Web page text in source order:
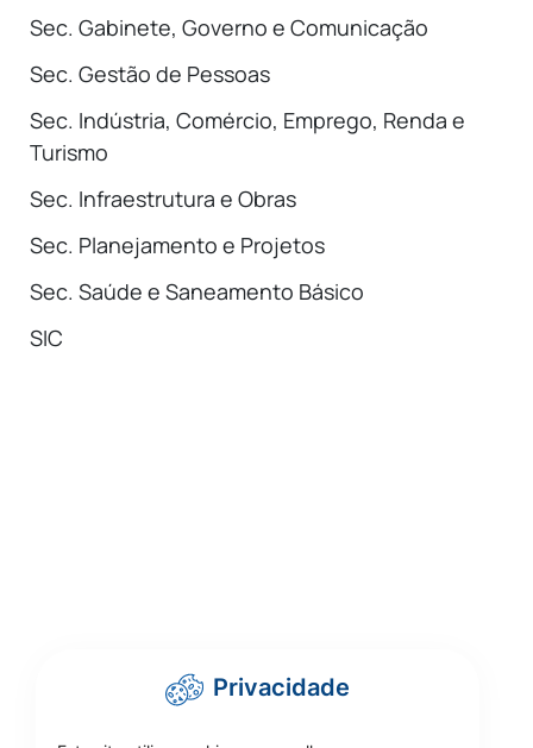
Sec. Gabinete, Governo e Comunicação
Sec. Gestão de Pessoas
Sec. Indústria, Comércio, Emprego, Renda e
Turismo
Sec. Infraestrutura e Obras
Sec. Planejamento e Projetos
Sec. Saúde e Saneamento Básico
SIC
Privacidade